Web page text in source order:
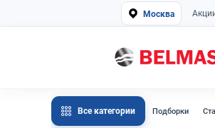
Москва
Все категории Подборки